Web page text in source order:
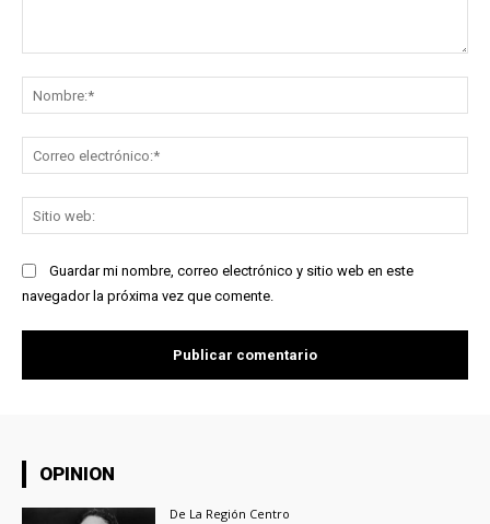
Guardar mi nombre, correo electrónico y sitio web en este
navegador la próxima vez que comente.
OPINION
De La Región Centro